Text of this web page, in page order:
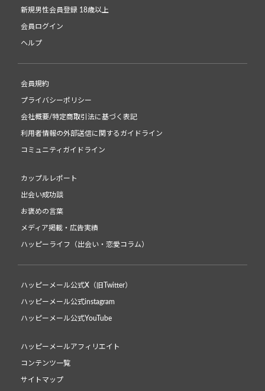
新規男性会員登録 18歳以上
会員ログイン
ヘルプ
会員規約
プライバシーポリシー
会社概要/特定商取引法に基づく表記
利用者情報の外部送信に関するガイドライン
コミュニティガイドライン
カップルレポート
出会い成功談
お褒めの言葉
メディア掲載・広告実績
ハッピーライフ（出会い・恋愛コラム）
ハッピーメール公式X（旧Twitter）
ハッピーメール公式instagram
ハッピーメール公式YouTube
ハッピーメールアフィリエイト
コンテンツ一覧
サイトマップ